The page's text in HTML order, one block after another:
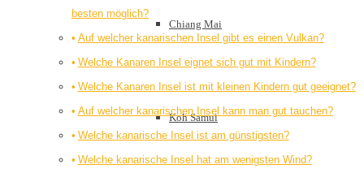
Chiang Mai
Koh Samui
besten möglich?
Auf welcher kanarischen Insel gibt es einen Vulkan?
Welche Kanaren Insel eignet sich gut mit Kindern?
Welche Kanaren Insel ist mit kleinen Kindern gut geeignet?
Auf welcher kanarischen Insel kann man gut tauchen?
Welche kanarische Insel ist am günstigsten?
Welche kanarische Insel hat am wenigsten Wind?